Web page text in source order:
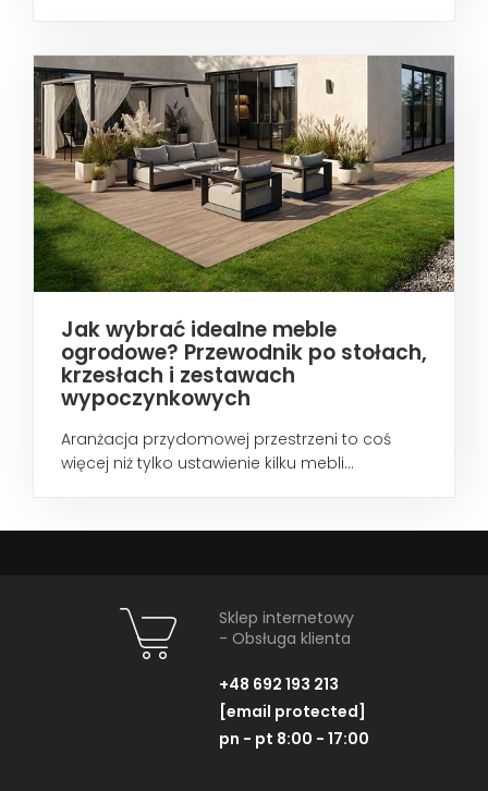
Jak wybrać idealne meble
ogrodowe? Przewodnik po stołach,
krzesłach i zestawach
wypoczynkowych
Aranżacja przydomowej przestrzeni to coś
więcej niż tylko ustawienie kilku mebli...
Sklep internetowy
- Obsługa klienta
+48 692 193 213
[email protected]
pn - pt 8:00 - 17:00